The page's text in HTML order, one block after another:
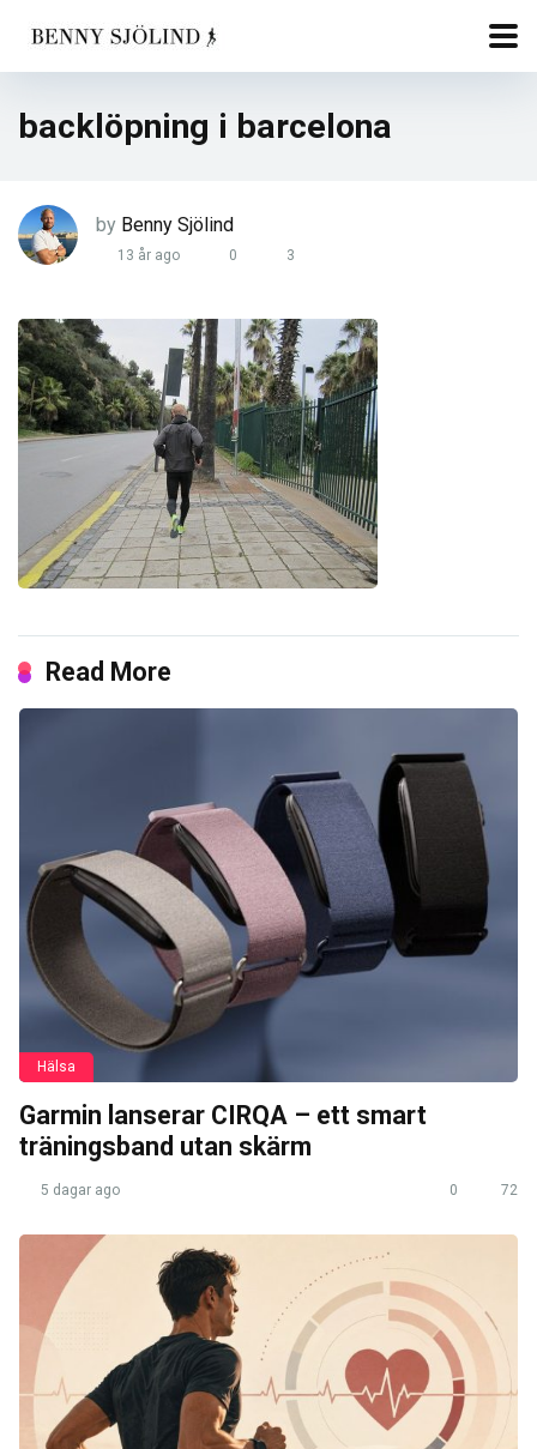
backlöpning i barcelona
by Benny Sjölind
13 år ago 0 3
Read More
Hälsa
Garmin lanserar CIRQA – ett smart
träningsband utan skärm
5 dagar ago 0 72